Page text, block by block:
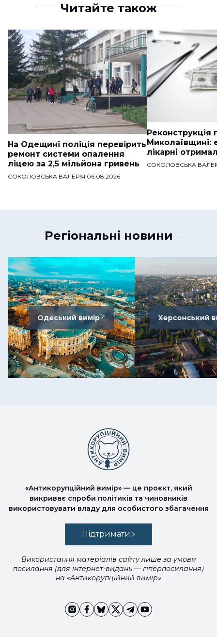
Читайте також
На Одещині поліція перевірить
ремонт системи опалення
ліцею за 2,5 мільйона гривень
СОКОЛОВСЬКА ВАЛЕРІЯ|06.08.2026
Реконструкція
Миколаївщині:
лікарні
СОКОЛОВСЬКА
Регіональні новини
Одеський вимір Херсонський
«Антикорупційний вимір» — це проєкт, який
викриває спроби політиків та чиновників
використовувати владу для особистого збагачення
Підтримати
Використання матеріалів сайту лише за умови
посилання (для інтернет-видань — гіперпосилання)
на «Антикорупційний вимір»